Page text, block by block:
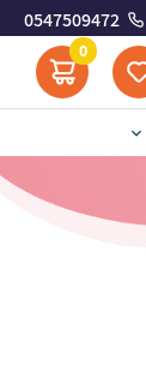
0547509472
0